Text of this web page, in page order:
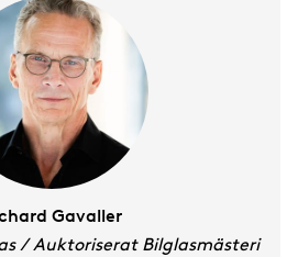
Gavaller
/ Auktoriserat Bilglasmästeri